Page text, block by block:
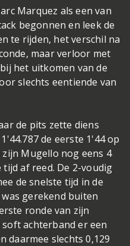
Marquez als een van
begonnen en leek de
te rijden, het verschil na
maar verloor met
het uitkomen van de
slechts eentiende van
de pits zette diens
de eerste 1'44 op
Mugello nog eens 4
af reed. De 2-voudig
de snelste tijd in de
gerekend buiten
ronde van zijn
achterband er een
daarmee slechts 0,129